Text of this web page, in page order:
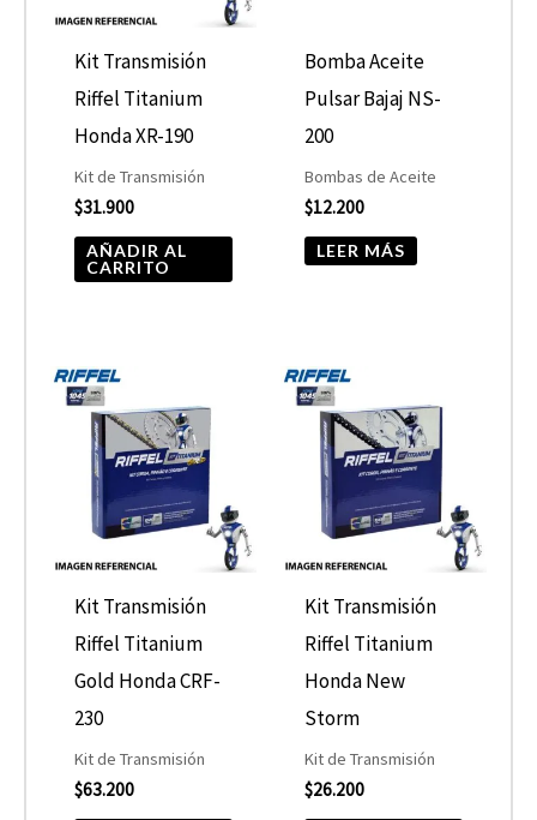
Kit Transmisión
Riffel Titanium
Honda XR-190
Kit de Transmisión
$31.900
AÑADIR AL
CARRITO
Bomba Aceite
Pulsar Bajaj NS-
200
Bombas de Aceite
$12.200
LEER MÁS
Kit Transmisión
Riffel Titanium
Gold Honda CRF-
230
Kit de Transmisión
$63.200
Kit Transmisión
Riffel Titanium
Honda New
Storm
Kit de Transmisión
$26.200